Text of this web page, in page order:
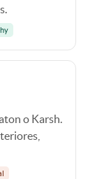
o Karsh.